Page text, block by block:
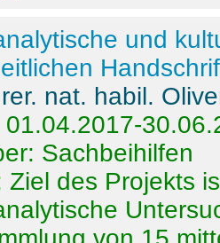
und
nat. habil.
01.04.2017-
Sachbeihilfen
Ziel des Projekts